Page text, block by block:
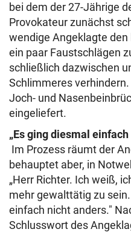
bei dem der 27-Jährige
Provokateur zunächst
wendige Angeklagte
ein paar Faustschlägen
schließlich dazwischen
Schlimmeres
Joch- und
eingeliefert.
„Es ging diesmal
Im Prozess räumt der
behauptet aber, in
„Herr Richter. Ich weiß,
mehr gewalttätig zu
einfach nicht anders."
Schlusswort des